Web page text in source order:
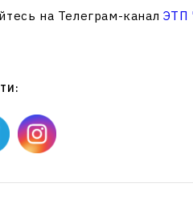
на Телеграм-канал ЭТП